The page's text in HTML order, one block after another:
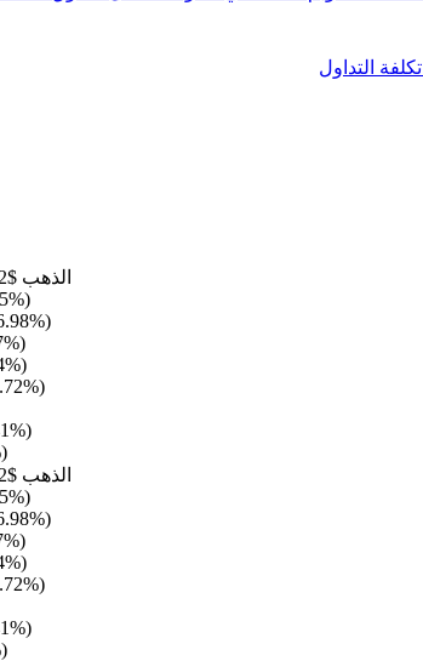
التداول
الذهب $4,233.52
الذهب $4,233.52